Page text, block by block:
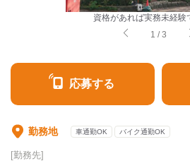
資格があれば実務未経験
1 /3
応募する
勤務地 車通勤OK バイク通勤OK
[勤務先]